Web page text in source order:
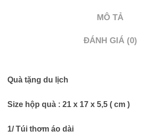
MÔ TẢ
ĐÁNH GIÁ (0)
Quà tặng du lịch
Size hộp quà : 21 x 17 x 5,5 ( cm )
1/ Túi thơm áo dài